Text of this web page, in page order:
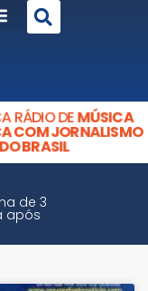
RÁDIO DEMÚSICA
COM JORNALISMO
DO BRASIL
de 3
após